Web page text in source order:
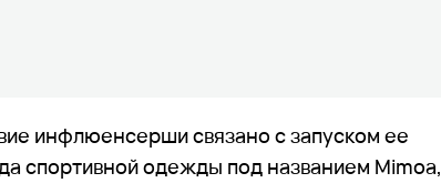
инфлюенсерши связано с запуском ее
спортивной одежды под названием Mimoa,